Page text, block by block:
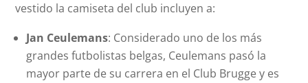
vestido la camiseta del club incluyen a:
Jan Ceulemans: Considerado uno de los más
grandes futbolistas belgas, Ceulemans pasó la
mayor parte de su carrera en el Club Brugge y es